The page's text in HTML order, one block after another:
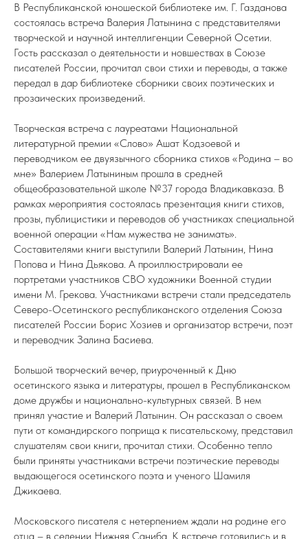
В Республиканской юношеской библиотеке им. Г. Газданова
состоялась встреча Валерия Латынина с представителями
творческой и научной интеллигенции Северной Осетии.
Гость рассказал о деятельности и новшествах в Союзе
писателей России, прочитал свои стихи и переводы, а также
передал в дар библиотеке сборники своих поэтических и
прозаических произведений.
Творческая встреча с лауреатами Национальной
литературной премии «Слово» Ашат Кодзоевой и
переводчиком ее двуязычного сборника стихов «Родина – во
мне» Валерием Латыниным прошла в средней
общеобразовательной школе №37 города Владикавказа. В
рамках мероприятия состоялась презентация книги стихов,
прозы, публицистики и переводов об участниках специальной
военной операции «Нам мужества не занимать».
Составителями книги выступили Валерий Латынин, Нина
Попова и Нина Дьякова. А проиллюстрировали ее
портретами участников СВО художники Военной студии
имени М. Грекова. Участниками встречи стали председатель
Северо-Осетинского республиканского отделения Союза
писателей России Борис Хозиев и организатор встречи, поэт
и переводчик Залина Басиева.
Большой творческий вечер, приуроченный к Дню
осетинского языка и литературы, прошел в Республиканском
доме дружбы и национально-культурных связей. В нем
принял участие и Валерий Латынин. Он рассказал о своем
пути от командирского поприща к писательскому, представил
слушателям свои книги, прочитал стихи. Особенно тепло
были приняты участниками встречи поэтические переводы
выдающегося осетинского поэта и ученого Шамиля
Джикаева.
Московского писателя с нетерпением ждали на родине его
отца – в селении Нижняя Саниба. К встрече готовились и в